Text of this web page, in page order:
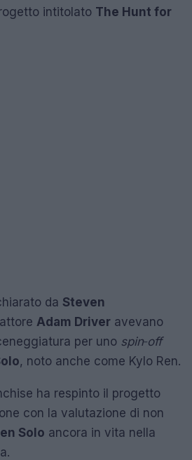
intitolato The Hunt for
da Steven
Adam Driver avevano
per uno spin‑off
, noto anche come Kylo Ren.
ha respinto il progetto
con la valutazione di non
Solo ancora in vita nella